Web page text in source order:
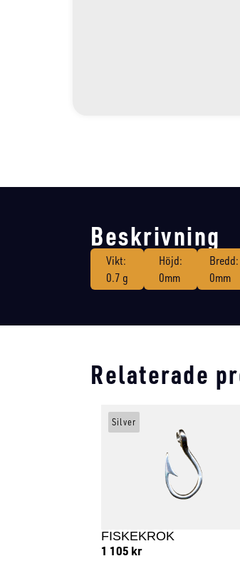
Beskrivning
Vikt:
0.7 g
Höjd:
0mm
Bredd:
0mm
Relaterade
FISKEKROK
1 105 kr
Silver